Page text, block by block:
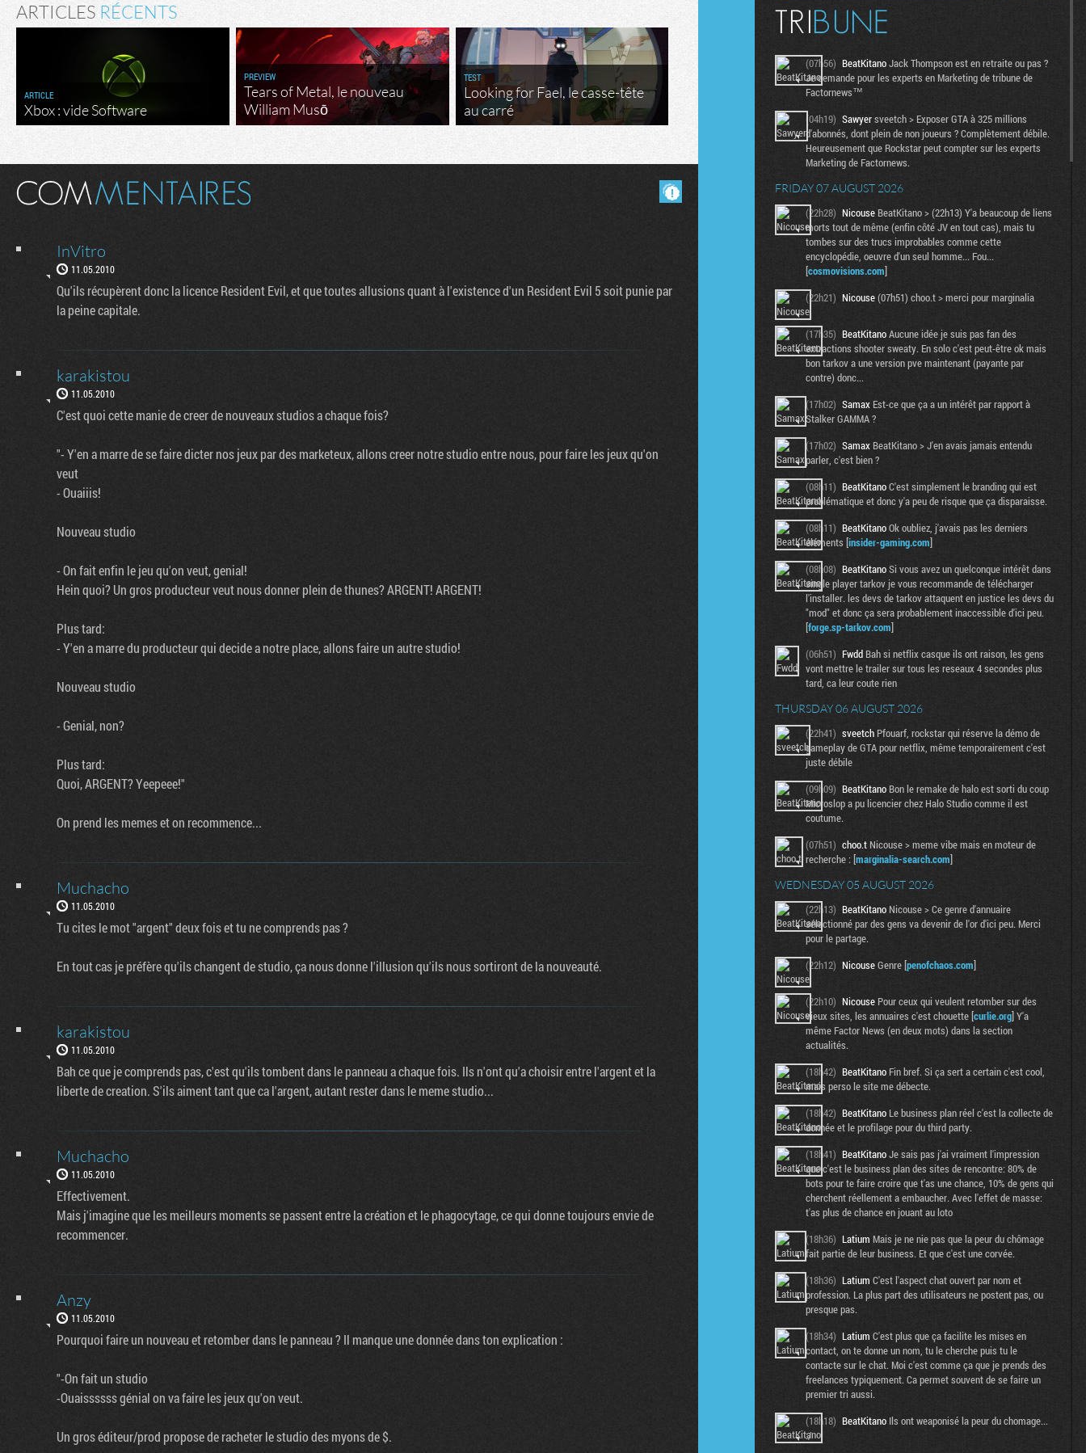
ARTICLES RÉCENTS
ARTICLE
Xbox : vide Software
PREVIEW
Tears of Metal, le nouveau
William Musō
TEST
Looking for Fael, le casse-tête
au carré
InVitro
11.05.2010
Qu'ils récupèrent donc la licence Resident Evil, et que toutes allusions quant à l'existence d'un Resident Evil 5 soit punie par
la peine capitale.
karakistou
11.05.2010
C'est quoi cette manie de creer de nouveaux studios a chaque fois?
"- Y'en a marre de se faire dicter nos jeux par des marketeux, allons creer notre studio entre nous, pour faire les jeux qu'on
veut
- Ouaiiis!
Nouveau studio
- On fait enfin le jeu qu'on veut, genial!
Hein quoi? Un gros producteur veut nous donner plein de thunes? ARGENT! ARGENT!
Plus tard:
- Y'en a marre du producteur qui decide a notre place, allons faire un autre studio!
Nouveau studio
- Genial, non?
Plus tard:
Quoi, ARGENT? Yeepeee!"
On prend les memes et on recommence...
Muchacho
11.05.2010
Tu cites le mot "argent" deux fois et tu ne comprends pas ?
En tout cas je préfère qu'ils changent de studio, ça nous donne l'illusion qu'ils nous sortiront de la nouveauté.
karakistou
11.05.2010
Bah ce que je comprends pas, c'est qu'ils tombent dans le panneau a chaque fois. Ils n'ont qu'a choisir entre l'argent et la
liberte de creation. S'ils aiment tant que ca l'argent, autant rester dans le meme studio...
Muchacho
11.05.2010
Effectivement.
Mais j'imagine que les meilleurs moments se passent entre la création et le phagocytage, ce qui donne toujours envie de
recommencer.
Anzy
11.05.2010
Pourquoi faire un nouveau et retomber dans le panneau ? Il manque une donnée dans ton explication :
"-On fait un studio
-Ouaissssss génial on va faire les jeux qu'on veut.
Un gros éditeur/prod propose de racheter le studio des myons de $.
(07h56) BeatKitanoJack Thompson est en retraite ou pas ?
Je demande pour les experts en Marketing de tribune de
Factornews™
(04h19) Sawyersveetch > Exposer GTA à 325 millions
d'abonnés, dont plein de non joueurs ? Complètement débile.
Heureusement que Rockstar peut compter sur les experts
Marketing de Factornews.
FRIDAY 07 AUGUST 2026
(22h28) Nicouse BeatKitano > (22h13) Y'a beaucoup de liens
morts tout de même (enfin côté JV en tout cas), mais tu
tombes sur des trucs improbables comme cette
encyclopédie, oeuvre d'un seul homme... Fou...
[cosmovisions.com]
(22h21) Nicouse(07h51) choo.t > merci pour marginalia
(17h35) BeatKitanoAucune idée je suis pas fan des
extractions shooter sweaty. En solo c'est peut-être ok mais
bon tarkov a une version pve maintenant (payante par
contre) donc...
(17h02) Samax Est-ce que ça a un intérêt par rapport à
Stalker GAMMA ?
(17h02) Samax BeatKitano > J'en avais jamais entendu
parler, c'est bien ?
(08h11) BeatKitanoC'est simplement le branding qui est
problématique et donc y'a peu de risque que ça disparaisse.
(08h11) BeatKitanoOk oubliez, j'avais pas les derniers
éléments [insider-gaming.com]
(08h08) BeatKitanoSi vous avez un quelconque intérêt dans
single player tarkov je vous recommande de télécharger
l'installer. les devs de tarkov attaquent en justice les devs du
"mod" et donc ça sera probablement inaccessible d'ici peu.
[forge.sp-tarkov.com]
(06h51) Fwdd Bah si netflix casque ils ont raison, les gens
vont mettre le trailer sur tous les reseaux 4 secondes plus
tard, ca leur coute rien
THURSDAY 06 AUGUST 2026
(22h41) sveetch Pfouarf, rockstar qui réserve la démo de
gameplay de GTA pour netflix, même temporairement c'est
juste débile
(09h09) BeatKitano Bon le remake de halo est sorti du coup
Microslop a pu licencier chez Halo Studio comme il est
coutume.
(07h51) choo.t Nicouse > meme vibe mais en moteur de
recherche : [marginalia-search.com]
WEDNESDAY 05 AUGUST 2026
(22h13) BeatKitano Nicouse > Ce genre d'annuaire
sélectionné par des gens va devenir de l'or d'ici peu. Merci
pour le partage.
(22h12) NicouseGenre [penofchaos.com]
(22h10) Nicouse Pour ceux qui veulent retomber sur des
vieux sites, les annuaires c'est chouette [curlie.org] Y'a
même Factor News (en deux mots) dans la section
actualités.
(18h42) BeatKitano Fin bref. Si ça sert a certain c'est cool,
mais perso le site me débecte.
(18h42) BeatKitano Le business plan réel c'est la collecte de
donnée et le profilage pour du third party.
(18h41) BeatKitanoJe sais pas j'ai vraiment l'impression
que c'est le business plan des sites de rencontre: 80% de
bots pour te faire croire que t'as une chance, 10% de gens qui
cherchent réellement a embaucher. Avec l'effet de masse:
t'as plus de chance en jouant au loto
(18h36) Latium Mais je ne nie pas que la peur du chômage
fait partie de leur business. Et que c'est une corvée.
(18h36) Latium C'est l'aspect chat ouvert par nom et
profession. La plus part des utilisateurs ne postent pas, ou
presque pas.
(18h34) Latium C'est plus que ça facilite les mises en
contact, on te donne un nom, tu le cherche puis tu le
contacte sur le chat. Moi c'est comme ça que je prends des
freelances typiquement. Ca permet souvent de se faire un
premier tri aussi.
(18h18) BeatKitano Ils ont weaponisé la peur du chomage...
:/